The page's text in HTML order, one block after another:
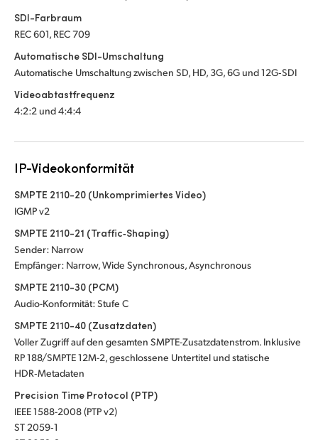
SDI-Farbraum
REC 601, REC 709
Automatische SDI-Umschaltung
Automatische Umschaltung zwischen SD, HD, 3G, 6G und 12G‑SDI
Videoabtastfrequenz
4:2:2 und 4:4:4
IP-Videokonformität
SMPTE 2110-20 (Unkomprimiertes Video)
IGMP v2
SMPTE 2110-21 (Traffic‑Shaping)
Sender: Narrow
Empfänger: Narrow, Wide Synchronous, Asynchronous
SMPTE 2110-30 (PCM)
Audio-Konformität: Stufe C
SMPTE 2110-40 (Zusatzdaten)
Voller Zugriff auf den gesamten SMPTE-Zusatzdatenstrom. Inklusive
RP 188/SMPTE 12M-2, geschlossene Untertitel und statische
HDR‑Metadaten
Precision Time Protocol (PTP)
IEEE 1588-2008 (PTP v2)
ST 2059‑1